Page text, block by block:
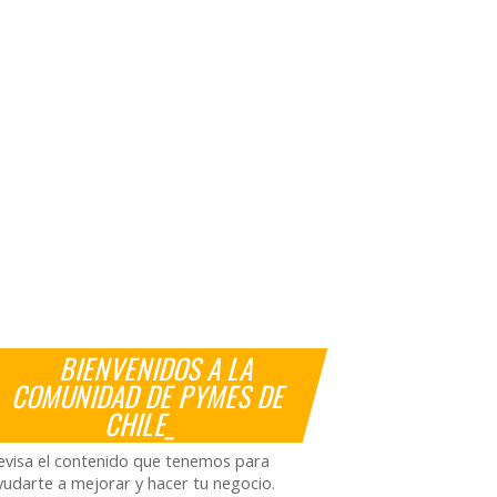
BIENVENIDOS A LA
COMUNIDAD DE PYMES DE
CHILE_
el contenido que tenemos para
a mejorar y hacer tu negocio.